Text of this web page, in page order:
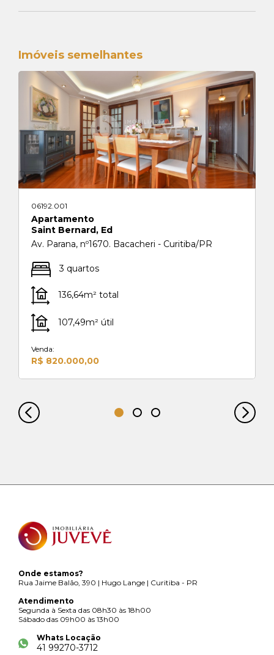
Imóveis semelhantes
06192.001
Apartamento
Saint Bernard, Ed
Av. Parana, nº1670. Bacacheri - Curitiba/PR
3 quartos
136,64m² total
107,49m² útil
Venda:
R$ 820.000,00
Onde estamos?
Rua Jaime Balão, 390 | Hugo Lange | Curitiba - PR
Atendimento
Segunda à Sexta das 08h30 às 18h00
Sábado das 09h00 às 13h00
Whats Locação
41 99270-3712